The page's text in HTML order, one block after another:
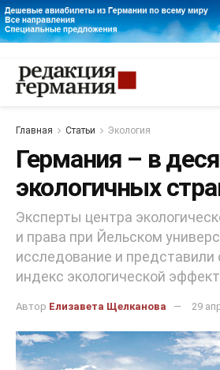
Главная Статьи Экология
Германия – в
экологичных
Эксперты центра
и права при Йельском
исследование и представили
индекс экологической
Автор Елизавета Щелканова 29